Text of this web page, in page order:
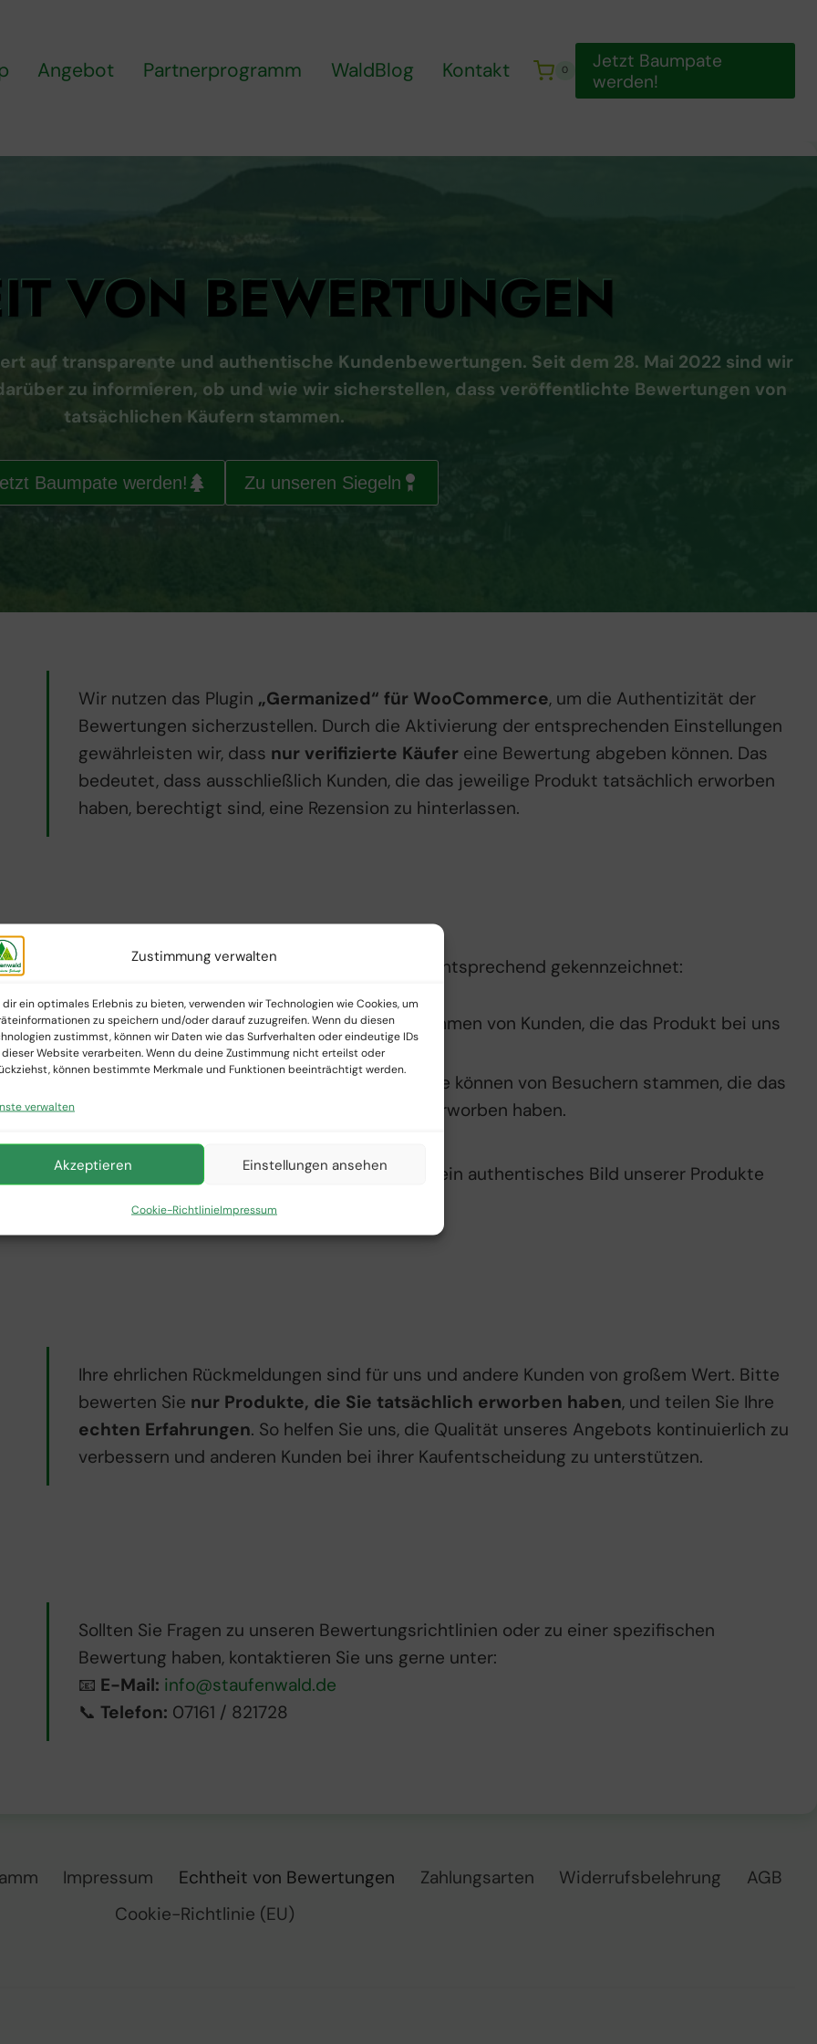
Zustimmung verwalten
dir ein optimales Erlebnis zu bieten, verwenden wir Technologien wie Cookies, um
zu speichern und/oder darauf zuzugreifen. Wenn du diesen
zustimmst, können wir Daten wie das Surfverhalten oder eindeutige IDs
Website verarbeiten. Wenn du deine Zustimmung nicht erteilst oder
können bestimmte Merkmale und Funktionen beeinträchtigt werden.
verwalten
Akzeptieren Einstellungen ansehen
Cookie-RichtlinieImpressum
Angebot Partnerprogramm WaldBlog Kontakt 0
Jetzt Baumpate
werden!
VON BEWERTUNGEN
auf transparente und authentische Kundenbewertungen. Seit dem 28. Mai 2022 sind wir
zu informieren, ob und wie wir sicherstellen, dass veröffentlichte Bewertungen von
tatsächlichen Käufern stammen.
Baumpate werden! Zu unseren Siegeln
Wir nutzen das Plugin „Germanized“ für WooCommerce, um die Authentizität der
Bewertungen sicherzustellen. Durch die Aktivierung der entsprechenden Einstellungen
gewährleisten wir, dass nur verifizierte Käufereine Bewertung abgeben können. Das
bedeutet, dass ausschließlich Kunden, die das jeweilige Produkt tatsächlich erworben
haben, berechtigt sind, eine Rezension zu hinterlassen.
Jede bei uns veröffentlichte Bewertung ist entsprechend gekennzeichnet:
Verifizierte Bewertungen– Diese stammen von Kunden, die das Produkt bei uns
gekauft haben.
Nicht verifizierte Bewertungen
– Diese können von Besuchern stammen, die das
Produkt möglicherweise nicht bei uns erworben haben.
Durch diese Transparenz möchten wir Ihnen ein authentisches Bild unserer Produkte
vermitteln und Ihr Vertrauen stärken.
Ihre ehrlichen Rückmeldungen sind für uns und andere Kunden von großem Wert. Bitte
bewerten Sie nur Produkte, die Sie tatsächlich erworben haben, und teilen Sie Ihre
echten Erfahrungen. So helfen Sie uns, die Qualität unseres Angebots kontinuierlich zu
verbessern und anderen Kunden bei ihrer Kaufentscheidung zu unterstützen.
Sollten Sie Fragen zu unseren Bewertungsrichtlinien oder zu einer spezifischen
Bewertung haben, kontaktieren Sie uns gerne unter:
📧 E-Mail: info@staufenwald.de
📞 Telefon: 07161 / 821728
Impressum Echtheit von Bewertungen Zahlungsarten Widerrufsbelehrung
AGB
Cookie-Richtlinie (EU)